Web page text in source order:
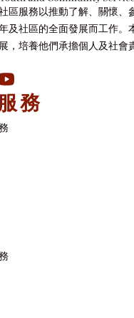
區服務以推動了解、關懷、
及社區的全面發展而工作。
，培養他們承擔個人及社會
務